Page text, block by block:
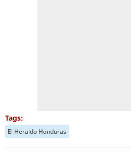
Tags:
El Heraldo Honduras